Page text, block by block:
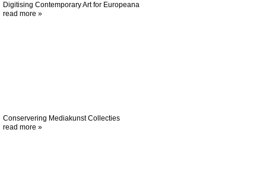
Digitising Contemporary Art for Europeana
read more »
Conservering Mediakunst Collecties
read more »